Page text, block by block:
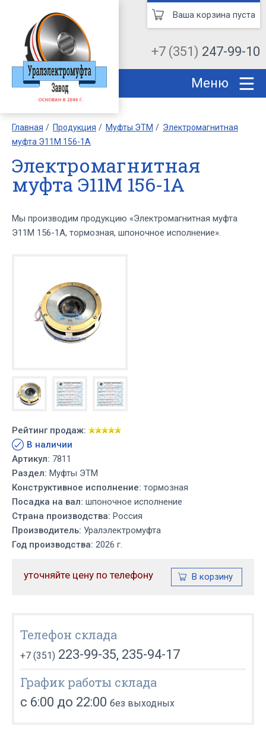
+7 (351) 247-99-10
Ваша корзина пуста
Меню
Главная Продукция Муфты ЭТМ
Электромагнитная
муфта Э11М 156-1А
Электромагнитная
муфта Э11М 156-1А
Мы производим продукцию «Электромагнитная муфта
Э11М 156-1А, тормозная, шпоночное исполнение».
Рейтинг продаж:
В наличии
Артикул: 7811
Раздел: Муфты ЭТМ
Конструктивное исполнение: тормозная
Посадка на вал: шпоночное исполнение
Страна производства: Россия
Производитель: Уралэлектромуфта
Год производства: 2026 г.
уточняйте цену по телефону
Телефон склада
+7 (351) 223-99-35, 235-94-17
График работы склада
с 6:00 до 22:00 без выходных